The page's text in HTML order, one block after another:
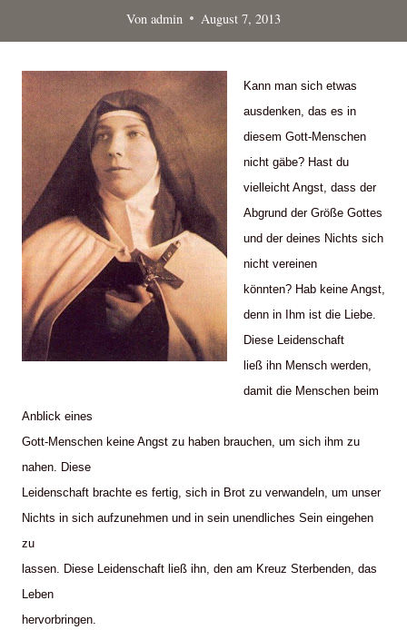
Von admin August 7, 2013
Kann man sich etwas
ausdenken, das es in
diesem Gott-Menschen
nicht gäbe? Hast du
vielleicht Angst, dass der
Abgrund der Größe Gottes
und der deines Nichts sich
nicht vereinen
könnten? Hab keine Angst,
denn in Ihm ist die Liebe.
Diese Leidenschaft
ließ ihn Mensch werden,
damit die Menschen beim
Anblick eines
Gott-Menschen keine Angst zu haben brauchen, um sich ihm zu
nahen. Diese
Leidenschaft brachte es fertig, sich in Brot zu verwandeln, um unser
Nichts in sich aufzunehmen und in sein unendliches Sein eingehen
zu
lassen. Diese Leidenschaft ließ ihn, den am Kreuz Sterbenden, das
Leben
hervorbringen.